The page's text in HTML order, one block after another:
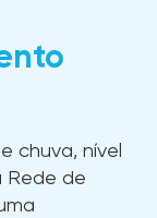
chuva, nível
Rede de